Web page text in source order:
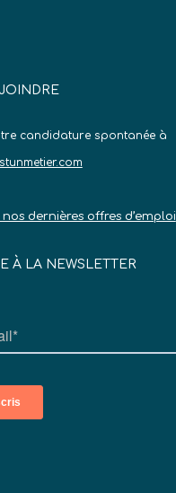
candidature spontanée à
dernières offres d’emploi
À LA NEWSLETTER